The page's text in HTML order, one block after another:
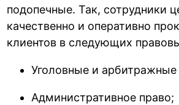
подопечные. Так, сотрудники
качественно и оперативно
клиентов в следующих
Уголовные и арбитражные
Административное право;